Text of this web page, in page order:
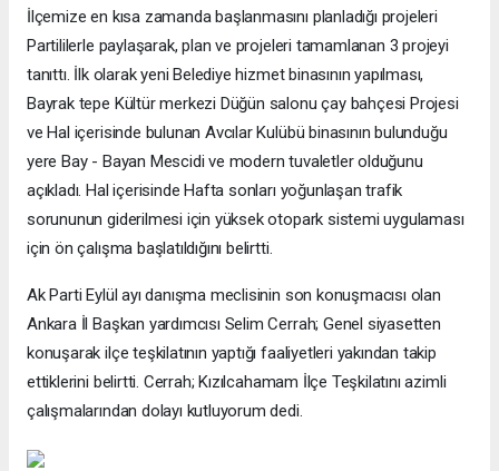
İlçemize en kısa zamanda başlanmasını planladığı projeleri
Partililerle paylaşarak, plan ve projeleri tamamlanan 3 projeyi
tanıttı. İlk olarak yeni Belediye hizmet binasının yapılması,
Bayrak tepe Kültür merkezi Düğün salonu çay bahçesi Projesi
ve Hal içerisinde bulunan Avcılar Kulübü binasının bulunduğu
yere Bay - Bayan Mescidi ve modern tuvaletler olduğunu
açıkladı. Hal içerisinde Hafta sonları yoğunlaşan trafik
sorununun giderilmesi için yüksek otopark sistemi uygulaması
için ön çalışma başlatıldığını belirtti.
Ak Parti Eylül ayı danışma meclisinin son konuşmacısı olan
Ankara İl Başkan yardımcısı Selim Cerrah; Genel siyasetten
konuşarak ilçe teşkilatının yaptığı faaliyetleri yakından takip
ettiklerini belirtti. Cerrah; Kızılcahamam İlçe Teşkilatını azimli
çalışmalarından dolayı kutluyorum dedi.